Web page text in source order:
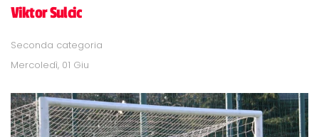
Viktor Sulcic
Seconda categoria
Mercoledì, 01 Giu